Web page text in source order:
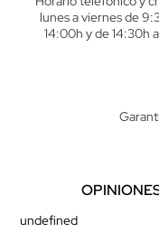
lunes a viernes de
14:00h y de 14:30h
undefined